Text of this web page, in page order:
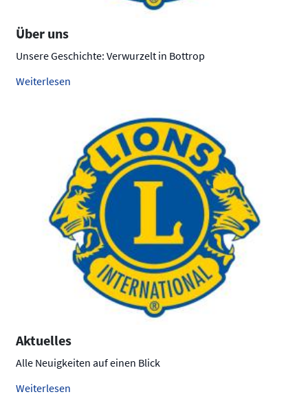
Über uns
Unsere Geschichte: Verwurzelt in Bottrop
Weiterlesen
Aktuelles
Alle Neuigkeiten auf einen Blick
Weiterlesen